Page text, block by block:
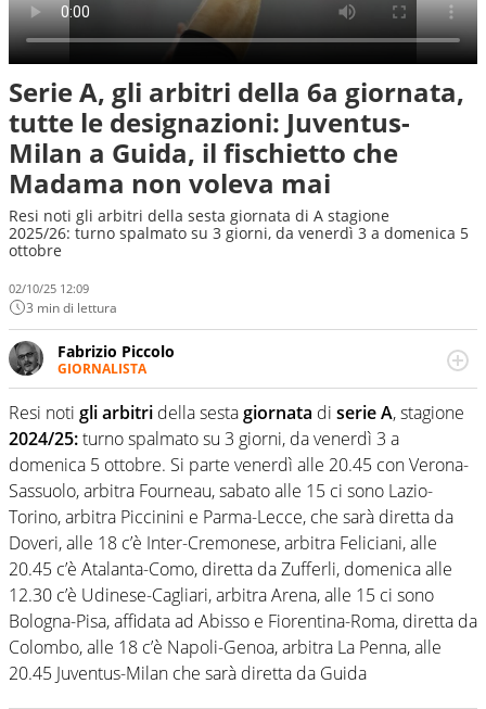
Serie A, gli arbitri della 6a giornata,
tutte le designazioni: Juventus-
Milan a Guida, il fischietto che
Madama non voleva mai
Resi noti gli arbitri della sesta giornata di A stagione
2025/26: turno spalmato su 3 giorni, da venerdì 3 a domenica 5
ottobre
02/10/25 12:09
3 min di lettura
Fabrizio Piccolo
GIORNALISTA
Nella sua carriera ha seguito numerose manifestazioni
sportive e collaborato con agenzie e testate. Esperienza,
competenza, conoscenza e memoria storica. Si occupa
prevalentemente di calcio
Resi noti gli arbitri della sestagiornata di serie A, stagione
2024/25:turno spalmato su 3 giorni, da venerdì 3 a
domenica 5 ottobre. Si parte venerdì alle 20.45 con Verona-
Sassuolo, arbitra Fourneau, sabato alle 15 ci sono Lazio-
Torino, arbitra Piccinini e Parma-Lecce, che sarà diretta da
Doveri, alle 18 c’è Inter-Cremonese, arbitra Feliciani, alle
20.45 c’è Atalanta-Como, diretta da Zufferli, domenica alle
12.30 c’è Udinese-Cagliari, arbitra Arena, alle 15 ci sono
Bologna-Pisa, affidata ad Abisso e Fiorentina-Roma, diretta da
Colombo, alle 18 c’è Napoli-Genoa, arbitra La Penna, alle
20.45 Juventus-Milan che sarà diretta da Guida